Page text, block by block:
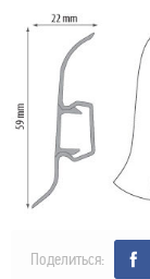
Поделиться: